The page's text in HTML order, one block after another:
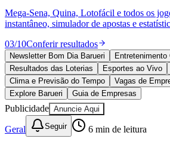
Mega-Sena, Quina, Lotofácil e todos os
instantâneo, simulador de apostas e
03/10Conferir resultados
Newsletter Bom Dia Barueri
Entretenimento
Resultados das Loterias
Esportes ao Vivo
Clima e Previsão do Tempo
Vagas de
Explore Barueri
Guia de Empresas
Publicidade Anuncie Aqui
Geral Seguir 6 min de leitura